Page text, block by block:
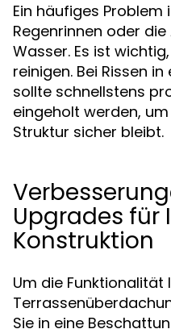
Ein häufiges
Regenrinnen oder
Wasser. Es ist
reinigen. Bei Rissen
sollte schnellstens
eingeholt werden,
Struktur sicher bleibt.
Upgrades für
Konstruktion
Um die Funktionalität
Sie in eine